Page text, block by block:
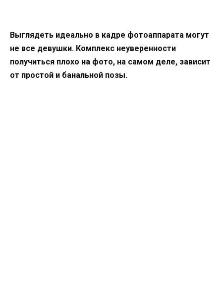
Выглядеть идеально в кадре фотоаппарата могут
не все девушки. Комплекс неуверенности
получиться плохо на фото, на самом деле, зависит
от простой и банальной позы.